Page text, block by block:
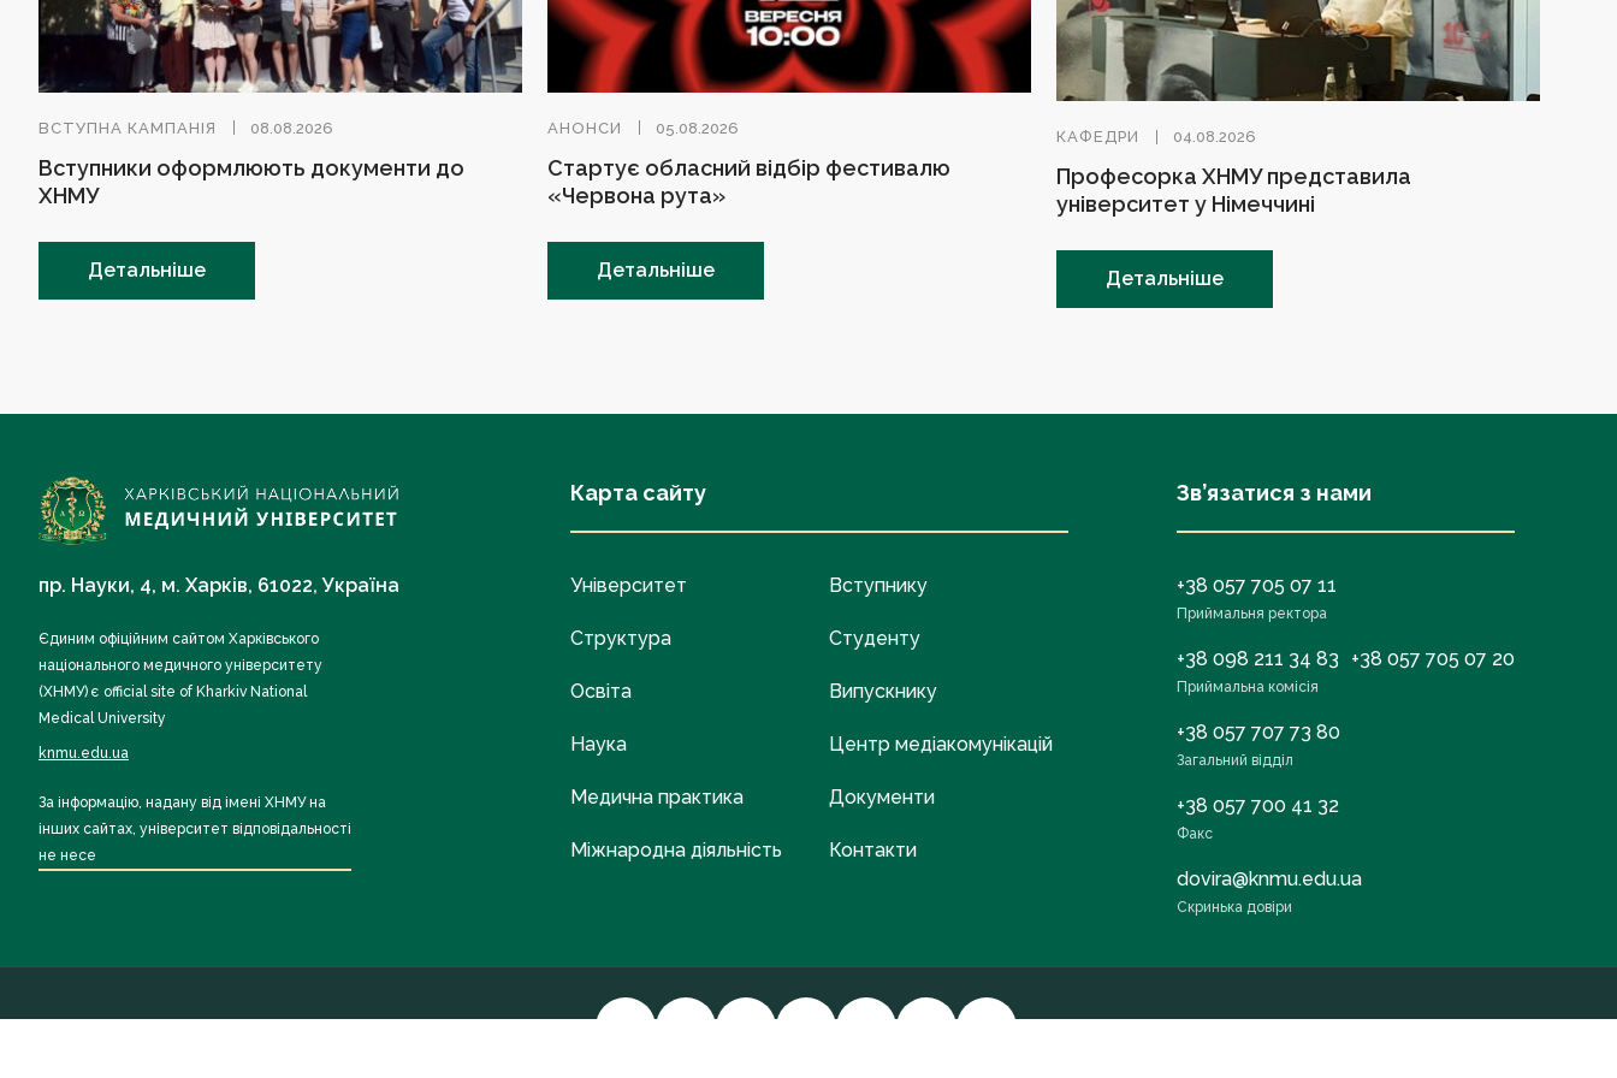
ВСТУПНА КАМПАНІЯ 08.08.2026
Вступники оформлюють документи до
ХНМУ
Детальніше
АНОНСИ 05.08.2026
Стартує обласний відбір фестивалю
«Червона рута»
Детальніше
КАФЕДРИ 04.08.2026
Професорка ХНМУ представила
університет у Німеччині
Детальніше
пр. Науки, 4, м. Харків, 61022, Україна
Єдиним офіційним сайтом Харківського
національного медичного університету
(ХНМУ) є official site of Kharkiv National
Medical University
knmu.edu.ua
За інформацію, надану від імені ХНМУ на
інших сайтах, університет відповідальності
не несе
Карта сайту
Університет
Структура
Освіта
Наука
Медична практика
Міжнародна діяльність
Вступнику
Студенту
Випускнику
Центр медіакомунікацій
Документи
Контакти
Зв’язатися з нами
+38 057 705 07 11
Приймальня ректора
+38 098 211 34 83 +38 057 705 07 20
Приймальна комісія
+38 057 707 73 80
Загальний відділ
+38 057 700 41 32
Факс
dovira@knmu.edu.ua
Скринька довіри